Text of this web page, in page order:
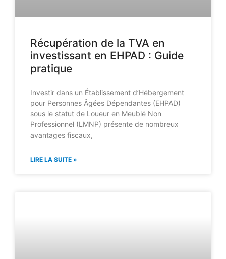
Récupération de la TVA en
investissant en EHPAD : Guide
pratique
Investir dans un Établissement d’Hébergement
pour Personnes Âgées Dépendantes (EHPAD)
sous le statut de Loueur en Meublé Non
Professionnel (LMNP) présente de nombreux
avantages fiscaux,
LIRE LA SUITE »